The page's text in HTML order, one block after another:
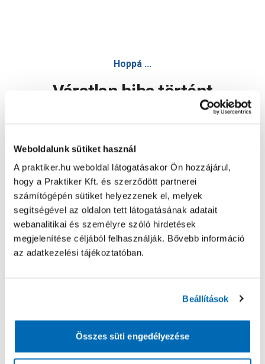
Weboldalunk sütiket használ
A praktiker.hu weboldal látogatásakor Ön hozzájárul,
hogy a Praktiker Kft. és szerződött partnerei
számítógépén sütiket helyezzenek el, melyek
segítségével az oldalon tett látogatásának adatait
webanalitikai és személyre szóló hirdetések
megjelenítése céljából felhasználják. Bővebb információ
az adatkezelési tájékoztatóban.
Beállítások
Összes süti engedélyezése
Hoppá ...
Váratlan hiba történt
Oldal újratöltése